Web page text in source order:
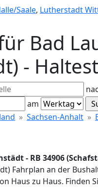
Saale, Lutherstadt
Bad
-
am
Sachsen-Anhalt
- RB 34906
Fahrplan an der
Haus zu Haus. Finden